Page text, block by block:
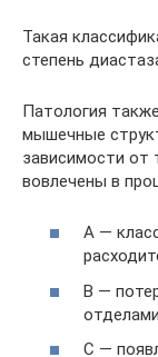
Такая
степень
Патология
мышечные
зависимости от
вовлечены в
А —
В —
С —